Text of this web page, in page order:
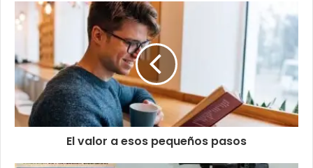
El valor a esos pequeños pasos